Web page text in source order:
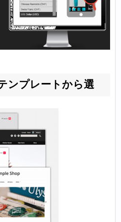
ンプレートから選